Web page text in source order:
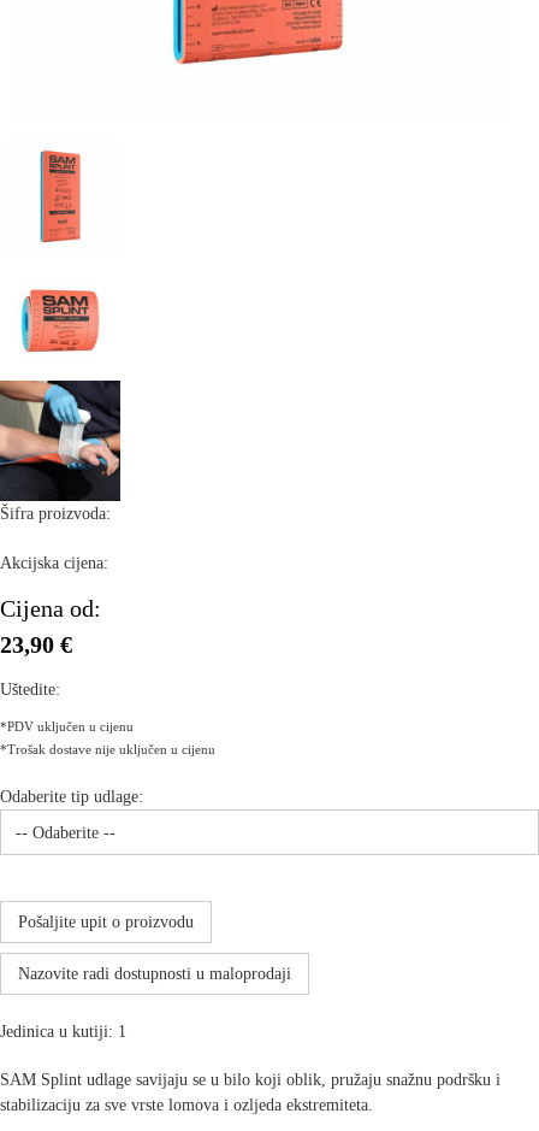
Šifra proizvoda:
Akcijska cijena:
Cijena od:
23,90 €
Uštedite:
*PDV uključen u cijenu
*Trošak dostave nije uključen u cijenu
Odaberite tip udlage:
Pošaljite upit o proizvodu
Nazovite radi dostupnosti u maloprodaji
Jedinica u kutiji: 1
SAM Splint udlage savijaju se u bilo koji oblik, pružaju snažnu podršku i
stabilizaciju za sve vrste lomova i ozljeda ekstremiteta.